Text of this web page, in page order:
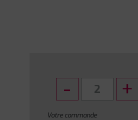
Votre commande